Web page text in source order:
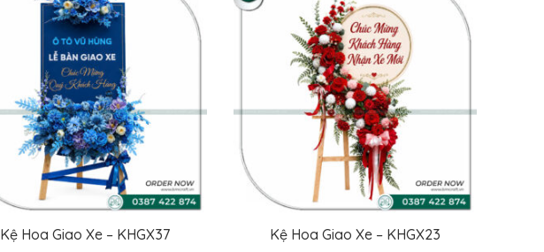
ĐỌC TIẾP
Kệ Hoa Giao Xe – KHGX37 ĐỌC TIẾP
Kệ Hoa Giao Xe – KHGX23